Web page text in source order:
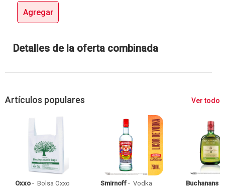
Agregar
Detalles de la oferta combinada
Artículos populares Ver todo
Oxxo - Bolsa Oxxo
Smirnoff - Vodka
Buchanans